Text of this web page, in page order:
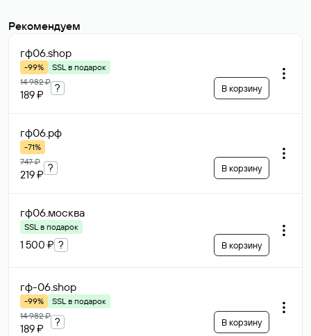
Рекомендуем
гф06.shop
-99%
SSL в подарок
14 982 ₽
189 ₽
? В корзину
гф06.рф
-71%
747 ₽
219 ₽
? В корзину
гф06.москва
SSL в подарок
1 500 ₽ ? В корзину
гф-06.shop
-99%
SSL в подарок
14 982 ₽
189 ₽
? В корзину